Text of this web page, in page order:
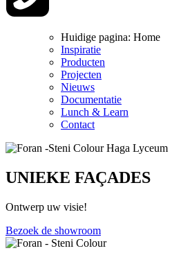
Huidige pagina: Home
Inspiratie
Producten
Projecten
Nieuws
Documentatie
Lunch & Learn
Contact
UNIEKE FAÇADES
Ontwerp uw visie!
Bezoek de showroom